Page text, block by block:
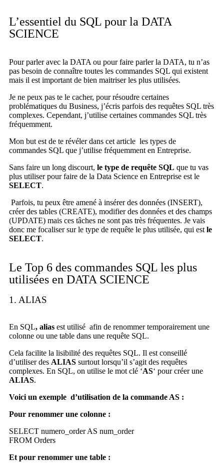
L’essentiel du SQL pour la DATA
SCIENCE
Pour parler avec la DATA ou pour faire parler la DATA, tu n’as
pas besoin de connaître toutes les commandes SQL qui existent
mais il est important de bien maitriser les plus utilisées.
Je ne peux pas te le cacher, pour résoudre certaines
problématiques du Business, j’écris parfois des requêtes SQL très
complexes. Cependant, j’utilise certaines commandes SQL très
fréquemment.
Mon but est de te révéler dans cet article les types de
commandes SQL que j’utilise fréquemment en Entreprise.
Sans faire un long discourt, le type de requête SQL que tu vas
plus utiliser pour faire de la Data Science en Entreprise est le
SELECT.
Parfois, tu peux être amené à insérer des données (INSERT),
créer des tables (CREATE), modifier des données et des champs
(UPDATE) mais ces tâches ne sont pas très fréquentes. Je vais
donc me focaliser sur le type de requête le plus utilisée, qui est le
SELECT.
Le Top 6 des commandes SQL les plus
utilisées en DATA SCIENCE
1. ALIAS
En SQL, alias est utilisé afin de renommer temporairement une
colonne ou une table dans une requête SQL.
Cela facilite la lisibilité des requêtes SQL. Il est conseillé
d’utiliser des ALIAS surtout lorsqu’il s’agit des requêtes
complexes. En SQL, on utilise le mot clé ‘AS‘ pour créer une
ALIAS.
Voici un exemple d’utilisation de la commande AS :
Pour renommer une colonne :
SELECT numero_order AS num_order
FROM Orders
Et pour renommer une table :